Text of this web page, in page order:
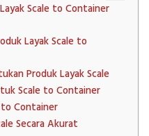
Scale to Container
Layak Scale to
Produk Layak Scale
Scale to Container
to Container
Secara Akurat